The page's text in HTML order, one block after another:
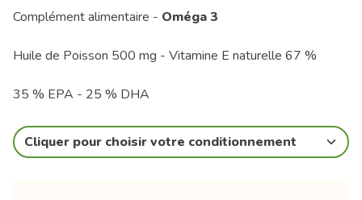
Complément alimentaire - Oméga 3
Huile de Poisson 500 mg - Vitamine E naturelle 67 %
35 % EPA - 25 % DHA
Cliquer pour choisir votre conditionnement